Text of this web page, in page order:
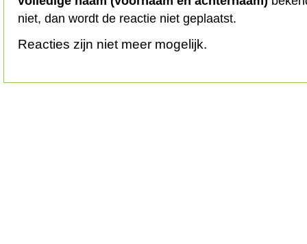
niet, dan wordt de reactie niet geplaatst.
Reacties zijn niet meer mogelijk.